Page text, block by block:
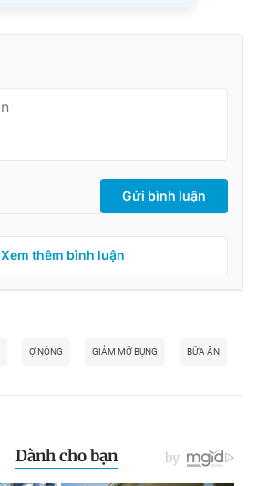
Gửi bình luận
Xem thêm bình luận
Ợ NÓNG GIẢM MỠ BỤNG BỮA ĂN